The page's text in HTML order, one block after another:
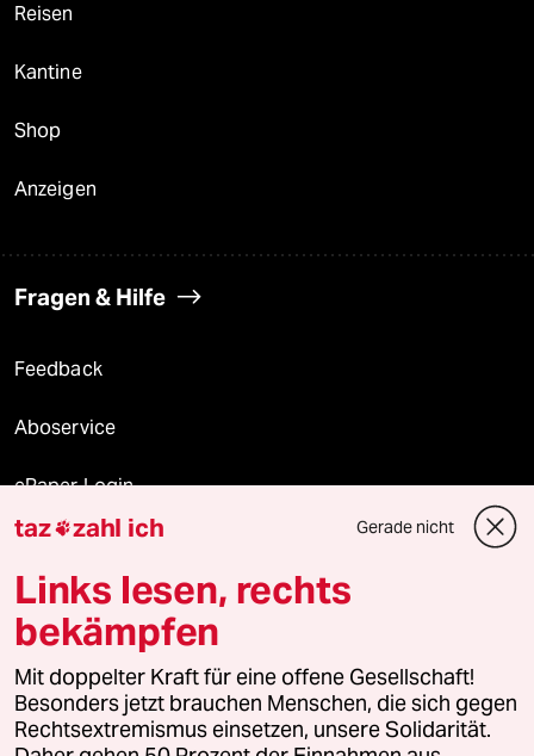
Reisen
Kantine
Shop
Anzeigen
Fragen & Hilfe
Feedback
Aboservice
ePaper Login
Downloads für Abonnierende
© 2026 taz Verlags und Vertriebs GmbH
Alle Rechte vorbehalten. Bei rechtlichen Fragen oder für Genehmigungen
wenden Sie sich bitte an
lizenzen@taz.de
taz zahl ich Gerade nicht
Links lesen, rechts
bekämpfen
Mit doppelter Kraft für eine offene Gesellschaft!
Besonders jetzt brauchen Menschen, die sich gegen
Rechtsextremismus einsetzen, unsere Solidarität.